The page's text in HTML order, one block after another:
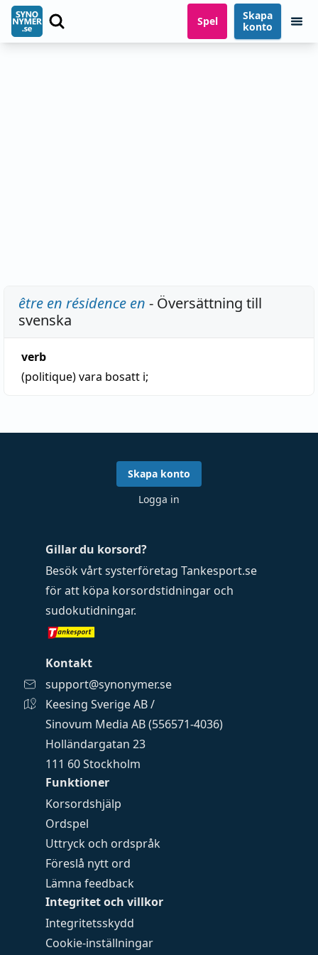
Spel
Skapa
konto
être en résidence en - Översättning till
svenska
verb
(politique)vara bosatt i;
Funktioner
Korsordshjälp
Ordspel
Uttryck och ordspråk
Föreslå nytt ord
Lämna feedback
Integritet och villkor
Integritetsskydd
Cookie-inställningar
Gillar du korsord?
Besök vårt systerföretag Tankesport.se
för att köpa korsordstidningar och
sudokutidningar.
Kontakt
support@synonymer.se
Keesing Sverige AB /
Sinovum Media AB (556571-4036)
Holländargatan 23
111 60 Stockholm
Skapa konto
Logga in